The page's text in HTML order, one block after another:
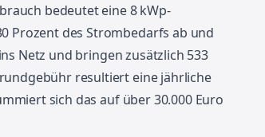
bedeutet eine 8 kWp-
Prozent des Strombedarfs ab und
Netz und bringen zusätzlich 533
resultiert eine jährliche
sich das auf über 30.000 Euro